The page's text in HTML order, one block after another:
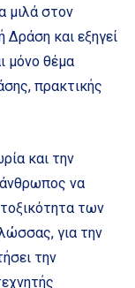
μιλά στον
Δράση και εξηγεί
μόνο θέμα
πρακτικής
και την
άνθρωπος να
των
για την
την